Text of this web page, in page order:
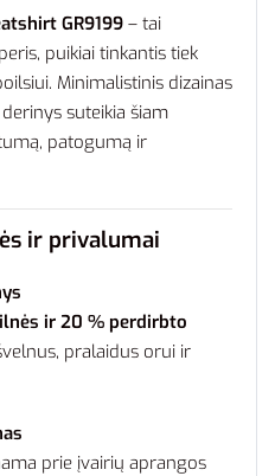
GR9199 – tai
puikiai tinkantis tiek
Minimalistinis dizainas
suteikia šiam
patogumą ir
ir privalumai
ir 20 % perdirbto
pralaidus orui ir
prie įvairių aprangos